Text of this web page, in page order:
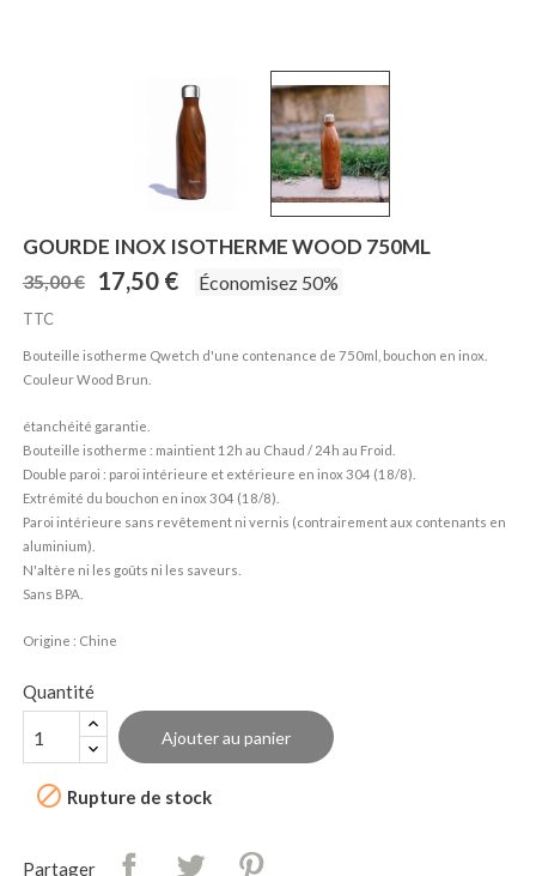
GOURDE INOX ISOTHERME WOOD 750ML
35,00 € 17,50 € Économisez 50%
TTC
Bouteille isotherme Qwetch d'une contenance de 750ml, bouchon en inox.
Couleur Wood Brun.
étanchéité garantie.
Bouteille isotherme : maintient 12h au Chaud / 24h au Froid.
Double paroi : paroi intérieure et extérieure en inox 304 (18/8).
Extrémité du bouchon en inox 304 (18/8).
Paroi intérieure sans revêtement ni vernis (contrairement aux contenants en
aluminium).
N'altère ni les goûts ni les saveurs.
Sans BPA.
Origine : Chine
Quantité
Ajouter au panier
 Rupture de stock
Partager